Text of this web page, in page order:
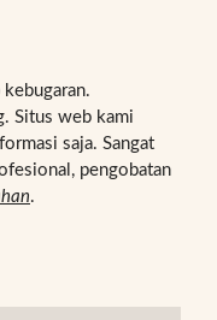
Situs web kami
saja. Sangat
pengobatan
.